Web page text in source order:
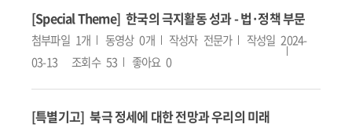
[Special Theme] 한국의 극지활동 성과 - 법·정책 부문
첨부파일 1개 동영상 0개 작성자 전문가 작성일 2024-
03-13
조회수 53 좋아요 0
[특별기고] 북극 정세에 대한 전망과 우리의 미래